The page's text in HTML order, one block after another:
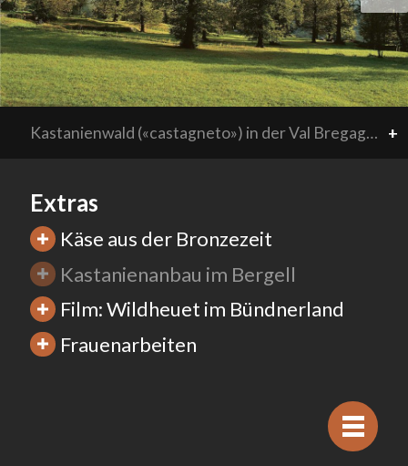
Kastanienwald («castagneto») in der Val Bregaglia. Kastanien sind seit Jahrhunderten eine wichtige Nahrungsgrundlage in Südbünden. Die Kastanienhaine gelten heute als Kulturerbe von hohem ökologischem und landschaftlichem Wert. +
Extras
Käse aus der Bronzezeit
Kastanienanbau im Bergell
Film: Wildheuet im Bündnerland
Frauenarbeiten